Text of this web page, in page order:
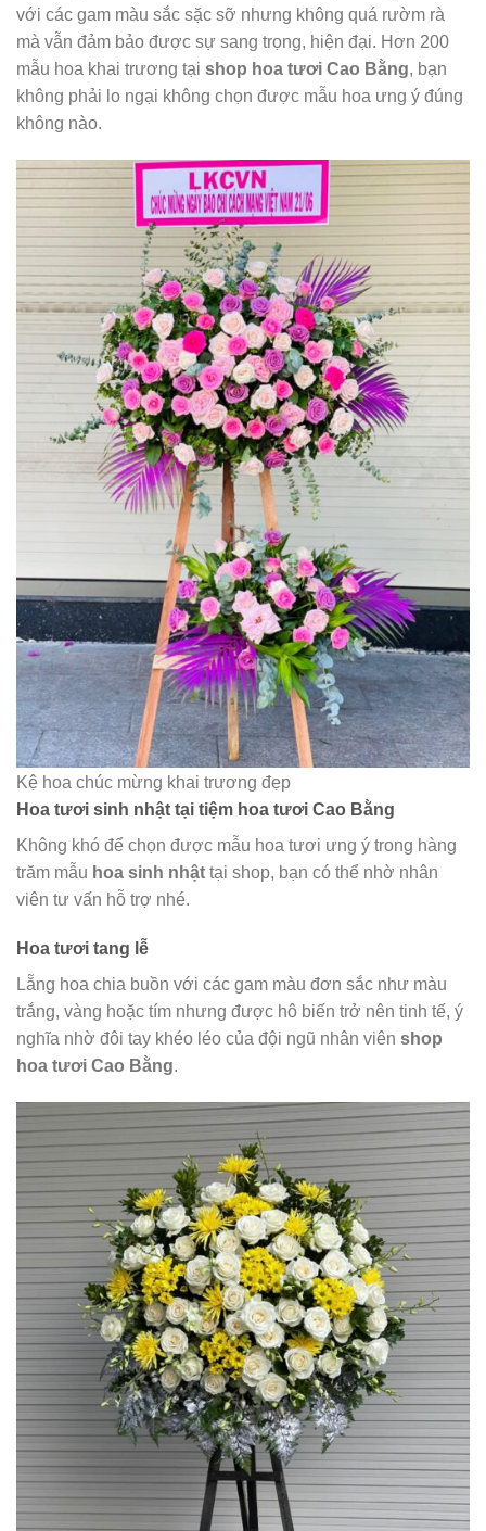
với các gam màu sắc sặc sỡ nhưng không quá rườm rà
mà vẫn đảm bảo được sự sang trọng, hiện đại. Hơn 200
mẫu hoa khai trương tại shop hoa tươi Cao Bằng, bạn
không phải lo ngại không chọn được mẫu hoa ưng ý đúng
không nào.
Kệ hoa chúc mừng khai trương đẹp
Hoa tươi sinh nhật tại tiệm hoa tươi Cao Bằng
Không khó để chọn được mẫu hoa tươi ưng ý trong hàng
trăm mẫu hoa sinh nhật tại shop, bạn có thể nhờ nhân
viên tư vấn hỗ trợ nhé.
Hoa tươi tang lễ
Lẵng hoa chia buồn với các gam màu đơn sắc như màu
trắng, vàng hoặc tím nhưng được hô biến trở nên tinh tế, ý
nghĩa nhờ đôi tay khéo léo của đội ngũ nhân viên shop
hoa tươi Cao Bằng.